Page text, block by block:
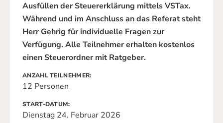
Ausfüllen der Steuererklärung mittels VSTax.
Während und im Anschluss an das Referat steht
Herr Gehrig für individuelle Fragen zur
Verfügung. Alle Teilnehmer erhalten kostenlos
einen Steuerordner mit Ratgeber.
ANZAHL TEILNEHMER
12 Personen
START-DATUM
Dienstag 24. Februar 2026